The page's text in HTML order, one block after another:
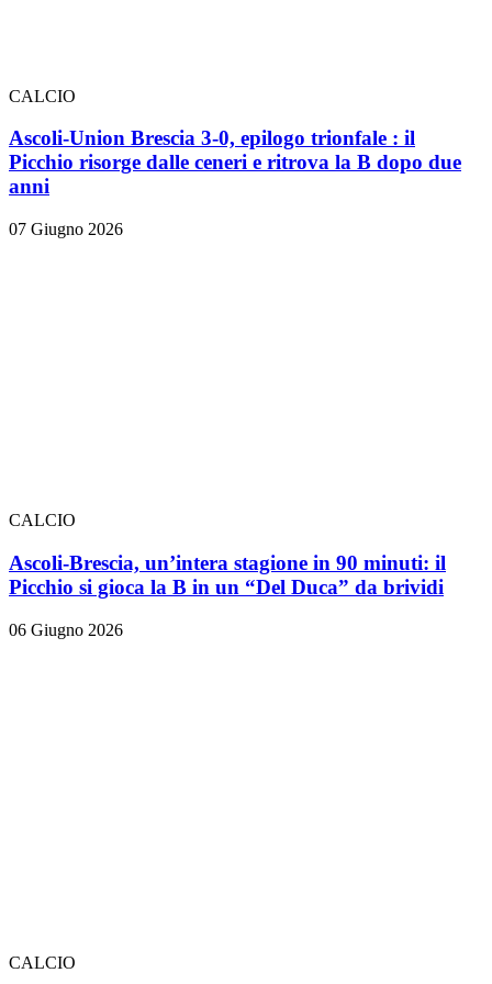
CALCIO
Ascoli-Union Brescia 3-0, epilogo trionfale : il
Picchio risorge dalle ceneri e ritrova la B dopo due
anni
07 Giugno 2026
CALCIO
Ascoli-Brescia, un’intera stagione in 90 minuti: il
Picchio si gioca la B in un “Del Duca” da brividi
06 Giugno 2026
CALCIO